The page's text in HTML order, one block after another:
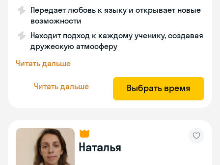
Передает любовь к языку и открывает новые
возможности
Находит подход к каждому ученику, создавая
дружескую атмосферу
Читать дальше
Читать дальше Выбрать время
Наталья